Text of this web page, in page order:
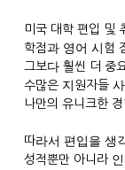
미국 대학 편입 및
학점과 영어 시험
그보다 훨씬 더 중
수많은 지원자들
나만의 유니크한
따라서 편입을 생
성적뿐만 아니라